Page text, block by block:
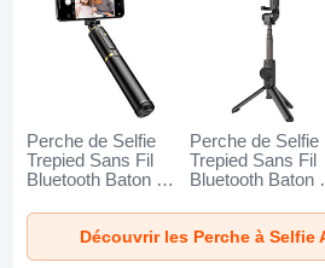
Perche de Selfie
Trepied Sans Fil
Bluetooth Baton de
Poche Universel
T34 pour Apple
iPhone 15 Or et
Perche de Selfie
Trepied Sans Fil
Bluetooth Baton
Poche Universel
T32 pour Apple
iPhone 15 Noir
Découvrir les Perche à Selfie